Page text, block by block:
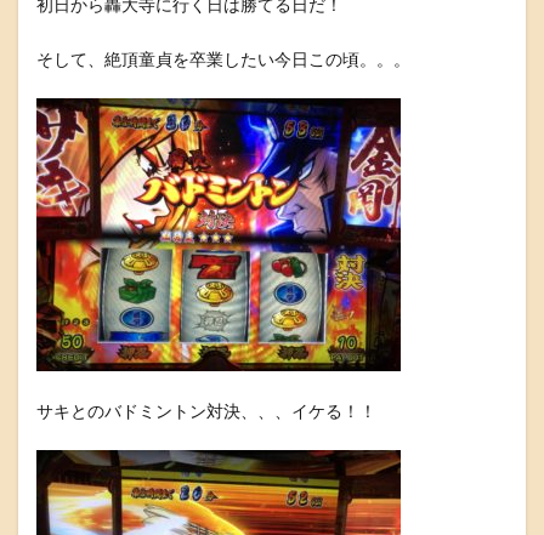
初日から轟大寺に行く日は勝てる日だ！
そして、絶頂童貞を卒業したい今日この頃。。。
サキとのバドミントン対決、、、イケる！！